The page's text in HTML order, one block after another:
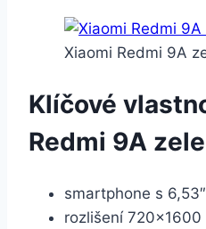
Xiaomi Redmi 9A
Klíčové
Redmi 9A
smartphone s
rozlišení 720×1600